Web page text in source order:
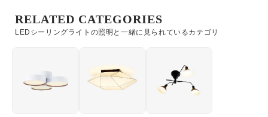
LEDシーリングライトの照明と一緒に見られているカテゴリ
RELATED CATEGORIES